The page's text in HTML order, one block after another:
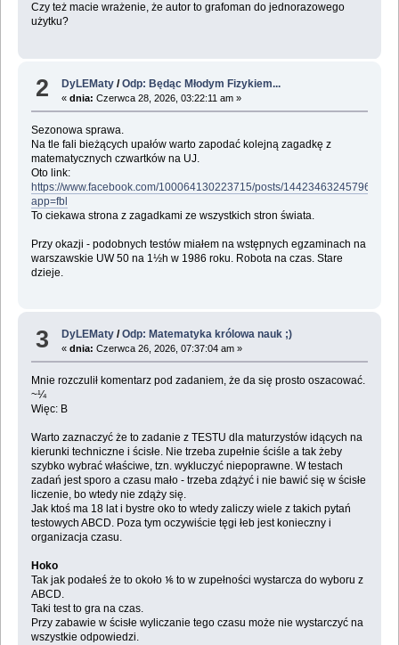
Czy też macie wrażenie, że autor to grafoman do jednorazowego
użytku?
2 DyLEMaty /Odp: Będąc Młodym Fizykiem...
«dnia: Czerwca 28, 2026, 03:22:11 am »
Sezonowa sprawa.
Na tle fali bieżących upałów warto zapodać kolejną zagadkę z
matematycznych czwartków na UJ.
Oto link:
https://www.facebook.com/100064130223715/posts/1442346324579695/?
app=fbl
To ciekawa strona z zagadkami ze wszystkich stron świata.
Przy okazji - podobnych testów miałem na wstępnych egzaminach na
warszawskie UW 50 na 1½h w 1986 roku. Robota na czas. Stare
dzieje.
3 DyLEMaty /Odp: Matematyka królowa nauk ;)
«dnia: Czerwca 26, 2026, 07:37:04 am »
Mnie rozczulił komentarz pod zadaniem, że da się prosto oszacować.
~¼
Więc: B
Warto zaznaczyć że to zadanie z TESTU dla maturzystów idących na
kierunki techniczne i ścisłe. Nie trzeba zupełnie ściśle a tak żeby
szybko wybrać właściwe, tzn. wykluczyć niepoprawne. W testach
zadań jest sporo a czasu mało - trzeba zdążyć i nie bawić się w ścisłe
liczenie, bo wtedy nie zdąży się.
Jak ktoś ma 18 lat i bystre oko to wtedy zaliczy wiele z takich pytań
testowych ABCD. Poza tym oczywiście tęgi łeb jest konieczny i
organizacja czasu.
Hoko
Tak jak podałeś że to około ⅙ to w zupełności wystarcza do wyboru z
ABCD.
Taki test to gra na czas.
Przy zabawie w ścisłe wyliczanie tego czasu może nie wystarczyć na
wszystkie odpowiedzi.